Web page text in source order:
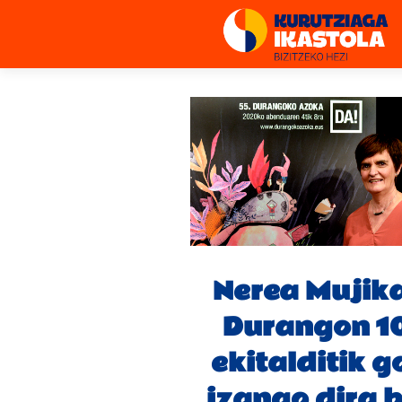
Nerea
Durangon
ekitalditik